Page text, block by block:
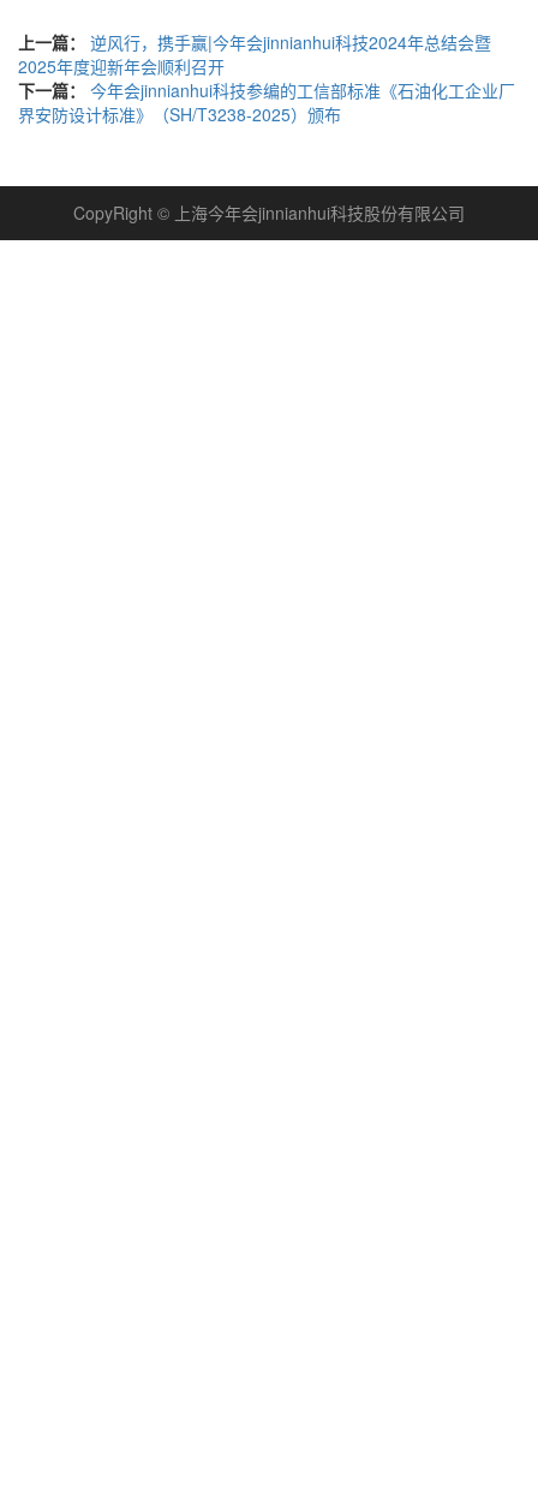
上一篇：
逆风行，携手赢|今年会jinnianhui科技2024年总结会暨
2025年度迎新年会顺利召开
下一篇：
今年会jinnianhui科技参编的工信部标准《石油化工企业厂
界安防设计标准》（SH/T3238-2025）颁布
CopyRight © 上海今年会jinnianhui科技股份有限公司